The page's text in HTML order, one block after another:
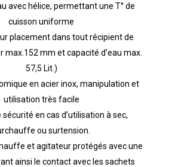
avec hélice, permettant une T° de
cuisson uniforme
placement dans tout récipient de
max.152 mm et capacité d’eau max.
57,5 Lit.)
en acier inox, manipulation et
utilisation très facile
en cas d’utilisation à sec,
ou surtension.
et agitateur protégés avec une
ainsi le contact avec les sachets